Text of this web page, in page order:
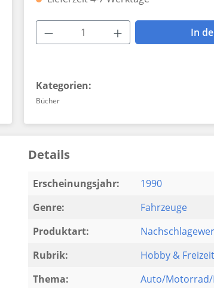
Produkt Anzahl: Gib den
In
Kategorien:
Bücher
Details
Erscheinungsjahr:
1990
Genre:
Fahrzeuge
Produktart:
Rubrik:
Hobby & Freizeit
Thema:
Auto/